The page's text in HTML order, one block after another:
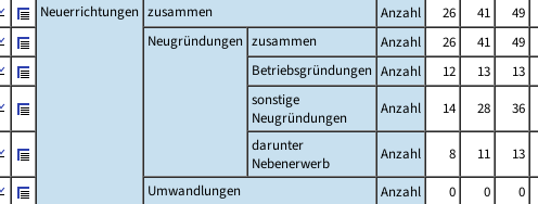
Neuerrichtungen zusammen Anzahl 26 41 49
Neugründungen zusammen Anzahl 26 41 49
Betriebsgründungen Anzahl 12 13 13
sonstige
Neugründungen
Anzahl 14 28 36
darunter
Nebenerwerb
Anzahl 8 11 13
Umwandlungen
Anzahl 0 0 0